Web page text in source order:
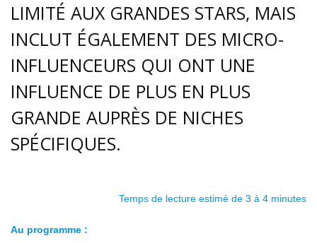
LIMITÉ AUX GRANDES STARS, MAIS
INCLUT ÉGALEMENT DES MICRO-
INFLUENCEURS QUI ONT UNE
INFLUENCE DE PLUS EN PLUS
GRANDE AUPRÈS DE NICHES
SPÉCIFIQUES.
Temps de lecture estimé de 3 à 4 minutes
Au programme :